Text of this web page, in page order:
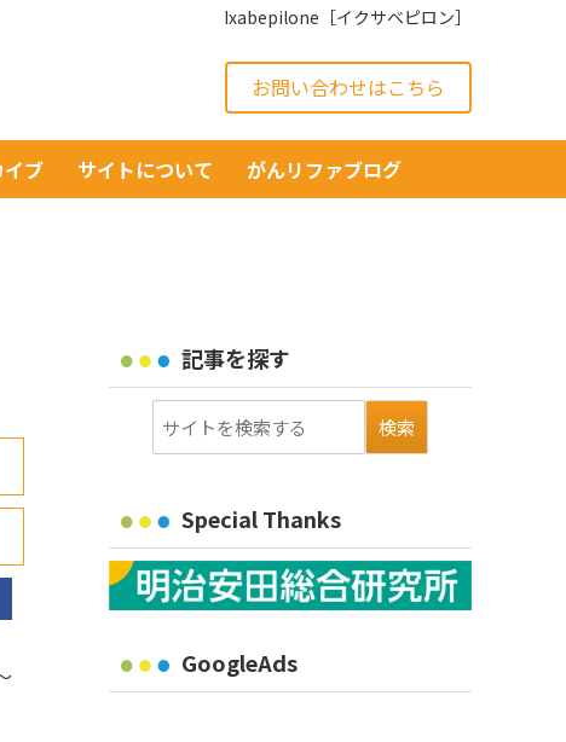
Ixabepilone［イクサベピロン］
お問い合わせはこちら
ブ サイトについて がんリファブログ
記事を探す
Special Thanks
GoogleAds